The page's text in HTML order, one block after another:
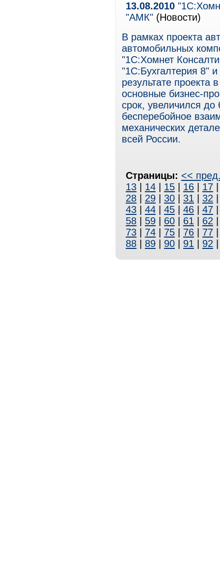
13.08.2010
"АМК" (Новости)
В рамках проекта
автомобильных
"1С:Хомнет
"1С:Бухгалтерия 8"
результате
основные бизнес-
срок, увеличился
бесперебойное
механических
всей России.
Страницы: <<
13
14 15 16 17
28
29 30 31 32
43
44 45 46 47
58
59 60 61 62
73
74 75 76 77
88
89 90 91 92